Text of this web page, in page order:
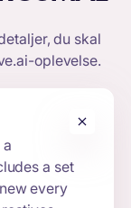
du skal
oplevelse.
a set
every